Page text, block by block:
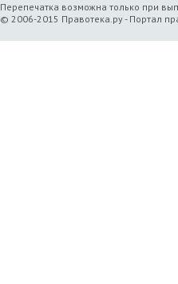
Перепечатка возможна только при
© 2006-2015 Правотека.ру - Портал